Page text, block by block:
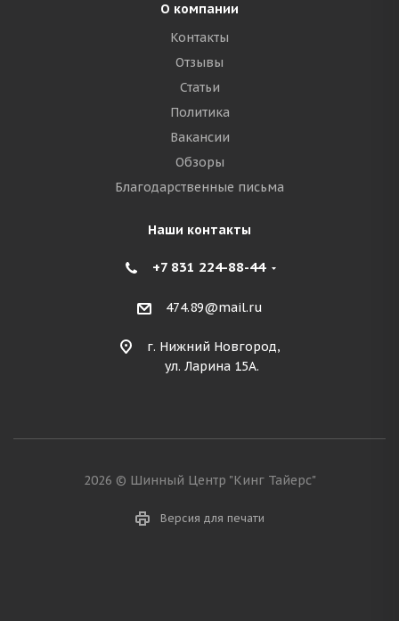
О компании
Контакты
Отзывы
Статьи
Политика
Вакансии
Обзоры
Благодарственные письма
Наши контакты
+7 831 224-88-44
474.89@mail.ru
г. Нижний Новгород,
ул. Ларина 15А.
2026 © Шинный Центр "Кинг Тайерс"
Версия для печати